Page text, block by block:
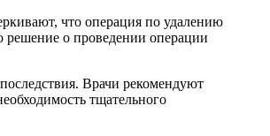
что операция по удалению
решение о проведении операции
Врачи рекомендуют
тщательного